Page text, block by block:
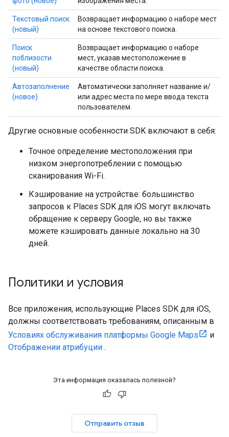
Текстовый поиск
(новый)
Возвращает информацию о наборе мест
на основе текстового поиска.
Поиск
поблизости
(новый)
Возвращает информацию о наборе
мест, указав местоположение в
качестве области поиска.
Автозаполнение
(новое)
Автоматически заполняет название и/
или адрес места по мере ввода текста
пользователем.
Другие основные особенности SDK включают в себя:
Точное определение местоположения при
низком энергопотреблении с помощью
сканирования Wi-Fi.
Кэширование на устройстве: большинство
запросов к Places SDK для iOS могут включать
обращение к серверу Google, но вы также
можете кэшировать данные локально на 30
дней.
Политики и условия
Все приложения, использующие Places SDK для iOS,
должны соответствовать требованиям, описанным в
Условиях обслуживания платформы Google Maps
и
Отображении атрибуции .
Эта информация оказалась полезной?
Отправить отзыв